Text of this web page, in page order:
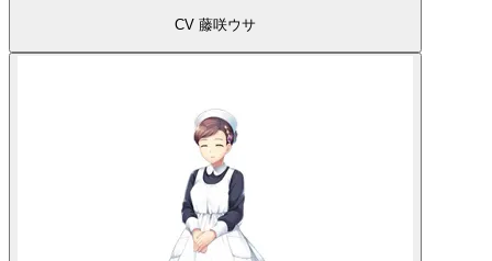
CV 藤咲ウサ